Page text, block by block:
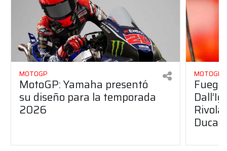
MOTOGP
MotoGP: Yamaha presentó
su diseño para la temporada
2026
MOTOGP
Ducati